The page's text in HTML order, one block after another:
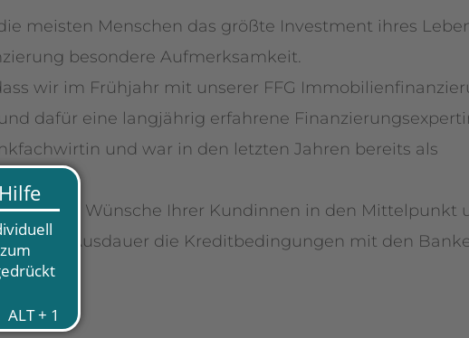
meisten Menschen das größte Investment ihres
besondere Aufmerksamkeit.
wir im Frühjahr mit unserer FFG
dafür eine langjährig erfahrene
und war in den letzten Jahren bereits als
tätig.
die Wünsche Ihrer Kundinnen in den Mittelpunkt
und Ausdauer die Kreditbedingungen mit den